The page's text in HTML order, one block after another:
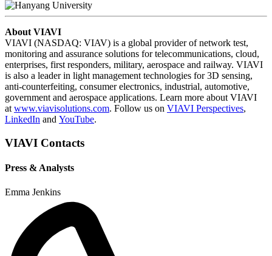
About VIAVI
VIAVI (NASDAQ: VIAV) is a global provider of network test,
monitoring and assurance solutions for telecommunications, cloud,
enterprises, first responders, military, aerospace and railway. VIAVI
is also a leader in light management technologies for 3D sensing,
anti-counterfeiting, consumer electronics, industrial, automotive,
government and aerospace applications. Learn more about VIAVI
at www.viavisolutions.com. Follow us on VIAVI Perspectives,
LinkedIn and YouTube.
VIAVI Contacts
Press & Analysts
Emma Jenkins